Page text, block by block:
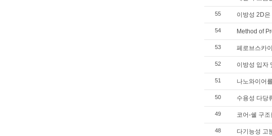
55 이방성 2D은
54 Method of
53 페로브스카
52 이방성 입자
51 나노와이어
50 수용성 다당
49 코어-쉘 구
48 다기능성 고